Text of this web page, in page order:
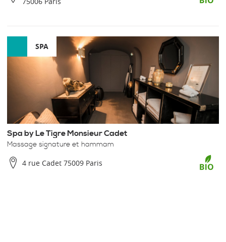
SPA
Spa by Le Tigre Monsieur Cadet
Massage signature et hammam
4 rue Cadet 75009 Paris